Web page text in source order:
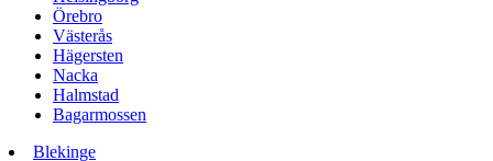
Örebro
Västerås
Hägersten
Nacka
Halmstad
Bagarmossen
Blekinge